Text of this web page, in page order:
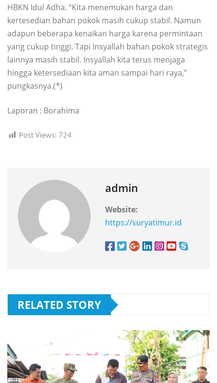
HBKN Idul Adha. “Kita menemukan harga dan
kertesedian bahan pokok masih cukup stabil. Namun
adapun beberapa kenaikan harga karena permintaan
yang cukup tinggi. Tapi Insyallah bahan pokok strategis
lainnya masih stabil. Insyallah kita terus menjaga
hingga ketersediaan kita aman sampai hari raya,”
pungkasnya.(*)
Laporan : Borahima
Post Views: 724
admin
Website:
https://suryatimur.id
RELATED STORY